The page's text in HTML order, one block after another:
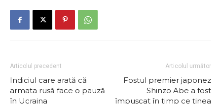
Articolul precedent
Indiciul care arată că
armata rusă face o pauză
în Ucraina
Articolul următor
Fostul premier japonez
Shinzo Abe a fost
împuşcat în timp ce ținea